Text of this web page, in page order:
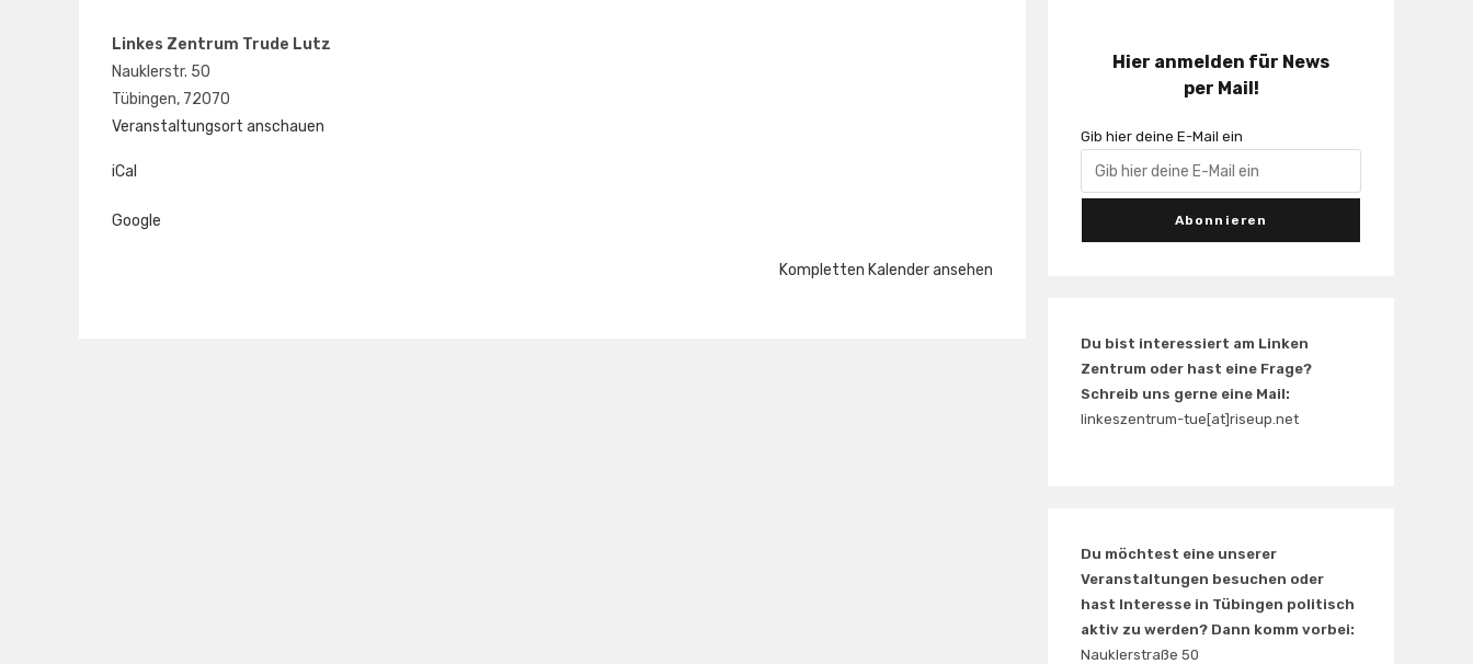
Linkes Zentrum Trude Lutz
Nauklerstr. 50
Tübingen, 72070
Veranstaltungsort anschauen
iCal
Google
Kompletten Kalender ansehen
Hier anmelden für News
per Mail!
Gib hier deine E-Mail ein
Du bist interessiert am Linken
Zentrum oder hast eine Frage?
Schreib uns gerne eine Mail:
linkeszentrum-tue[at]riseup.net
Du möchtest eine unserer
Veranstaltungen besuchen oder
hast Interesse in Tübingen politisch
aktiv zu werden? Dann komm vorbei:
Nauklerstraße 50